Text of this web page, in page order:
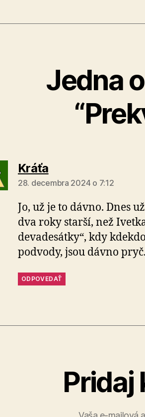
Jedna
Kráťahovorí:
28. decembra 2024 o 7:12
Jo, už je to dávno. Dnes
dva roky starší, než
devadesátky“, kdy
podvody, jsou dávno pryč.
ODPOVEDAŤ
Pridaj